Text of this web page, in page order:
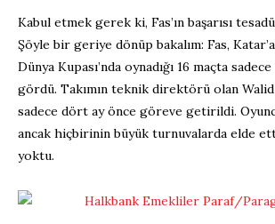
Kabul etmek gerek ki, Fas’ın başarısı
Şöyle bir geriye dönüp bakalım: Fas,
Dünya Kupası’nda oynadığı 16 maçta
gördü. Takımın teknik direktörü olan
sadece dört ay önce göreve getirildi.
ancak hiçbirinin büyük turnuvalarda elde
yoktu.